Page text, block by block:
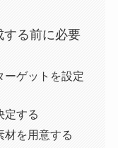
する前に必要
ーゲットを設定
定する
材を用意する